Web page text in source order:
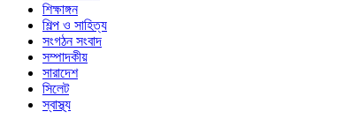
শিক্ষাঙ্গন
শিল্প ও সাহিত্য
সংগঠন সংবাদ
সম্পাদকীয়
সারাদেশ
সিলেট
স্বাস্থ্য